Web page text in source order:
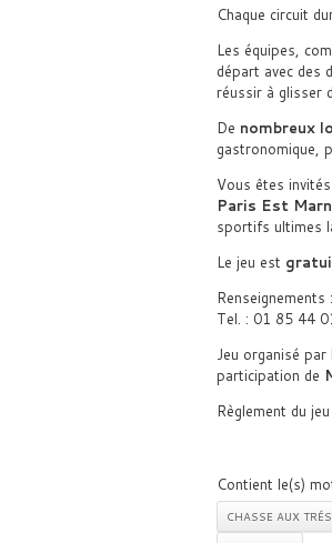
Chaque circuit
Les équipes,
départ avec des
réussir à glisser
De nombreux
gastronomique,
Vous êtes
Paris Est
sportifs ultimes
Le jeu est
Tel. : 01 85 44
Jeu organisé par
participation de
Règlement du
Contient le(s)
CHASSE AUX